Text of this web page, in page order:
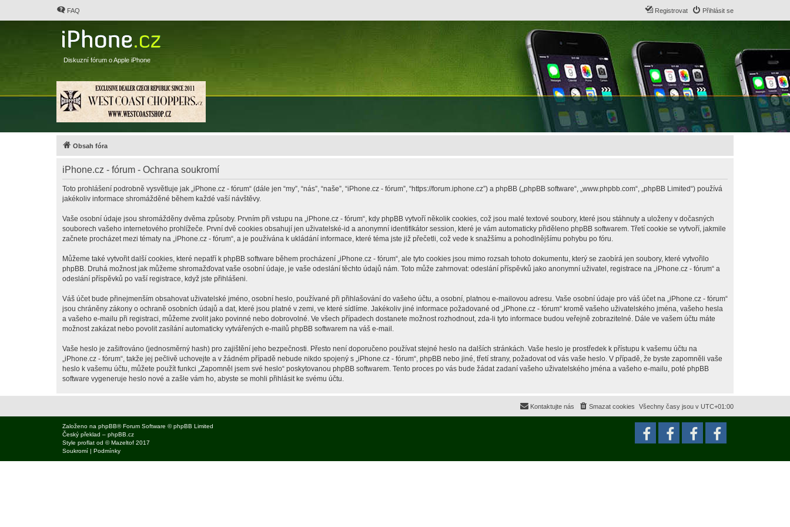
FAQ Přihlásit se
Registrovat
Diskuzní fórum o Apple iPhone
Obsah fóra
iPhone.cz - fórum - Ochrana soukromí
Toto prohlášení podrobně vysvětluje jak „iPhone.cz - fórum“ (dále jen “my”, “nás”, “naše”, “iPhone.cz - fórum”, “https://forum.iphone.cz”) a phpBB („phpBB software“, „www.phpbb.com“, „phpBB Limited“) používá
jakékoliv informace shromážděné během každé vaší návštěvy.
Vaše osobní údaje jsou shromážděny dvěma způsoby. Prvním při vstupu na „iPhone.cz - fórum“, kdy phpBB vytvoří několik cookies, což jsou malé textové soubory, které jsou stáhnuty a uloženy v dočasných
souborech vašeho internetového prohlížeče. První dvě cookies obsahují jen uživatelské-id a anonymní identifikátor session, které je vám automaticky přiděleno phpBB softwarem. Třetí cookie se vytvoří, jakmile
začnete procházet mezi tématy na „iPhone.cz - fórum“, a je používána k ukládání informace, které téma jste již přečetli, což vede k snažšímu a pohodlnějšímu pohybu po fóru.
Můžeme také vytvořit další cookies, které nepatří k phpBB software během procházení „iPhone.cz - fórum“, ale tyto cookies jsou mimo rozsah tohoto dokumentu, který se zaobírá jen soubory, které vytvořilo
phpBB. Druhá možnost jak můžeme shromažďovat vaše osobní údaje, je vaše odeslání těchto údajů nám. Toto může zahrnovat: odeslání příspěvků jako anonymní uživatel, registrace na „iPhone.cz - fórum“ a
odeslání příspěvků po vaší registrace, když jste přihlášeni.
Váš účet bude přinejmenším obsahovat uživatelské jméno, osobní heslo, používané při přihlašování do vašeho účtu, a osobní, platnou e-mailovou adresu. Vaše osobní údaje pro váš účet na „iPhone.cz - fórum“
jsou chráněny zákony o ochraně osobních údajů a dat, které jsou platné v zemi, ve které sídlíme. Jakékoliv jiné informace požadované od „iPhone.cz - fórum“ kromě vašeho uživatelského jména, vašeho hesla
a vašeho e-mailu při registraci, můžeme zvolit jako povinné nebo dobrovolné. Ve všech případech dostanete možnost rozhodnout, zda-li tyto informace budou veřejně zobrazitelné. Dále ve vašem účtu máte
možnost zakázat nebo povolit zasílání automaticky vytvářených e-mailů phpBB softwarem na váš e-mail.
Vaše heslo je zašifrováno (jednosměrný hash) pro zajištění jeho bezpečnosti. Přesto není doporučeno používat stejné heslo na dalších stránkách. Vaše heslo je prostředek k přístupu k vašemu účtu na
„iPhone.cz - fórum“, takže jej pečlivě uchovejte a v žádném případě nebude nikdo spojený s „iPhone.cz - fórum“, phpBB nebo jiné, třetí strany, požadovat od vás vaše heslo. V případě, že byste zapomněli vaše
heslo k vašemu účtu, můžete použít funkci „Zapomněl jsem své heslo“ poskytovanou phpBB softwarem. Tento proces po vás bude žádat zadaní vašeho uživatelského jména a vašeho e-mailu, poté phpBB
software vygeneruje heslo nové a zašle vám ho, abyste se mohli přihlásit ke svému účtu.
Všechny časy jsou v UTC+01:00
Smazat cookies
Kontaktujte nás
Založeno na phpBB® Forum Software © phpBB Limited
Český překlad – phpBB.cz
Style proflat od ©Mazeltof 2017
Soukromí | Podmínky